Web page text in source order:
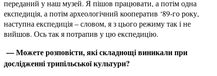
переданий у наш музей. Я пішов працювати, а потім одна
експедиція, а потім археологічний кооператив ‘89-го року,
наступна експедиція – словом, я з цього режиму так і не
вийшов. Ось так я потрапив у цю експедицію.
— Можете розповісти, які складнощі виникали при
дослідженні трипільської культури?